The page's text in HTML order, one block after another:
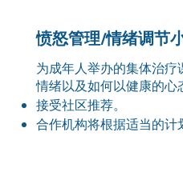
愤怒管理/情绪调节
为成年人举办的集体治
情绪以及如何以健康的心
接受社区推荐。
合作机构将根据适当的计